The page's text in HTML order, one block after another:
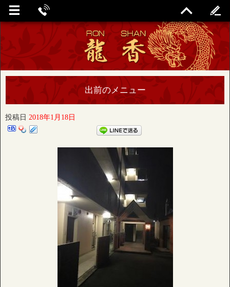
出前のメニュー
投稿日 2018年1月18日